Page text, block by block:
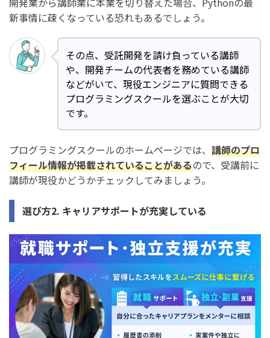
新事情に疎くなっている恐れもあるでしょう。
その点、受託開発を請け負っている講師
や、開発チームの代表者を務めている講師
などがいて、現役エンジニアに質問できる
プログラミングスクールを選ぶことが大切
です。
プログラミングスクールのホームページでは、 講師のプロ
フィール情報が掲載されていることがあるので、受講前に
講師が現役かどうかチェックしてみましょう。
選び方2. キャリアサポートが充実している